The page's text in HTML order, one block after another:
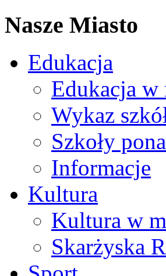
Nasze Miasto
Edukacja
Edukacja w
Wykaz
Szkoły
Informacje
Kultura
Kultura w
Skarżyska